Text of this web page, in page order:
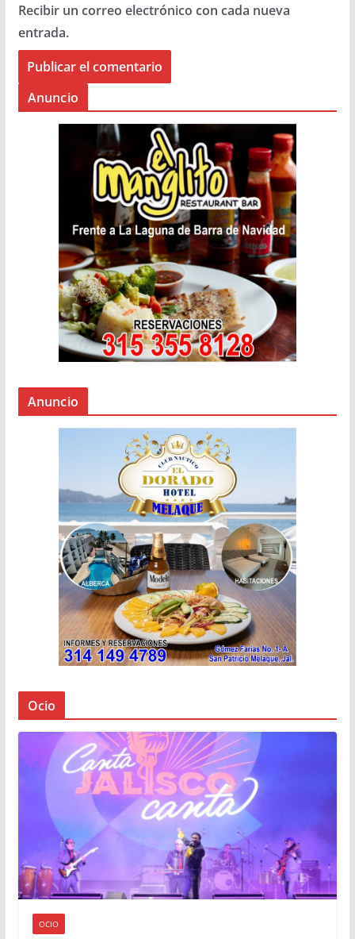
Recibir un correo electrónico con cada nueva
entrada.
Anuncio
Anuncio
Ocio
OCIO